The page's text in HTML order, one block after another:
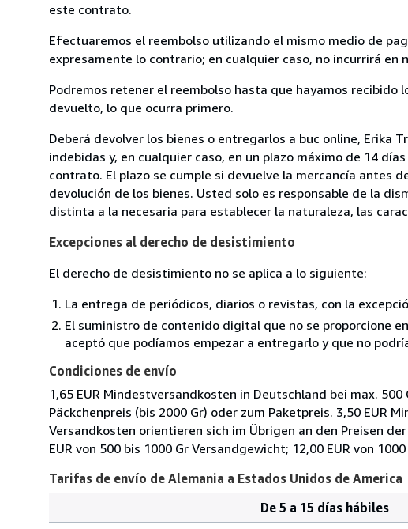
este contrato.
Efectuaremos el reembolso utilizando el mismo medio de
expresamente lo contrario; en cualquier caso, no incurrirá
Podremos retener el reembolso hasta que hayamos recibido
devuelto, lo que ocurra primero.
Deberá devolver los bienes o entregarlos a buc online, Erika
indebidas y, en cualquier caso, en un plazo máximo de 14
contrato. El plazo se cumple si devuelve la mercancía antes
devolución de los bienes. Usted solo es responsable de la
distinta a la necesaria para establecer la naturaleza, las
Excepciones al derecho de desistimiento
El derecho de desistimiento no se aplica a lo siguiente:
La entrega de periódicos, diarios o revistas, con la
El suministro de contenido digital que no se proporcione
aceptó que podíamos empezar a entregarlo y que no
Condiciones de envío
1,65 EUR Mindestversandkosten in Deutschland bei max.
Päckchenpreis (bis 2000 Gr) oder zum Paketpreis. 3,50 EUR
Versandkosten orientieren sich im Übrigen an den Preisen
EUR von 500 bis 1000 Gr Versandgewicht; 12,00 EUR von
Tarifas de envío de Alemania a Estados Unidos de America
De 5 a 15 días hábiles